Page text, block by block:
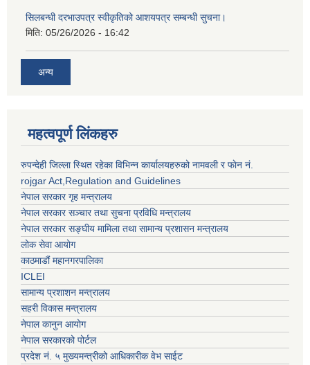
सिलबन्धी दरभाउपत्र स्वीकृतिको आशयपत्र सम्बन्धी सुचना।
मिति: 05/26/2026 - 16:42
अन्य
महत्वपूर्ण लिंकहरु
रुपन्देही जिल्ला स्थित रहेका विभिन्न कार्यालयहरुको नामवली र फाेन न‌ं.
rojgar Act,Regulation and Guidelines
नेपाल सरकार गृह मन्त्रालय
नेपाल सरकार सञ्चार तथा सुचना प्रविधि मन्त्रालय
नेपाल सरकार सङ्घीय मामिला तथा सामान्य प्रशासन मन्त्रालय
लोक सेवा आयोग
काठमाडौं महानगरपालिका
ICLEI
सामान्य प्रशाशन मन्त्रालय
सहरी विकास मन्त्रालय
नेपाल कानुन आयोग
नेपाल सरकारको पोर्टल
प्रदेश नं. ५ मुख्यमन्त्रीको आधिकारीक वेभ साईट